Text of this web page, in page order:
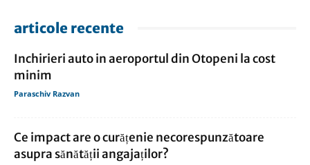
articole recente
Inchirieri auto in aeroportul din Otopeni la cost
minim
Paraschiv Razvan
Ce impact are o curățenie necorespunzătoare
asupra sănătății angajaților?